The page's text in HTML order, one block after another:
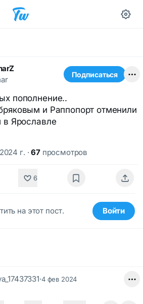
Подписаться
пополнение..
и Раппопорт отменили
в Ярославле
г. ·67просмотров
6
на этот пост. Войти
·4 фев 2024